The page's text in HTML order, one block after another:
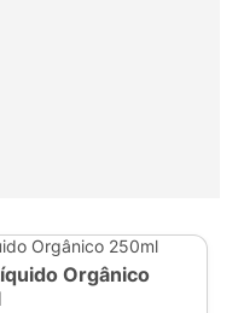
Orgânico